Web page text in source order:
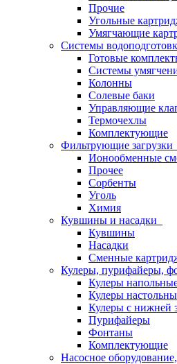
Прочие
Угольные
Умягчающие
Системы
Готовые
Системы
Колонны
Солевые баки
Управляющие
Термочехлы
Комплектующие
Фильтрующие загрузки
Ионообменные
Прочее
Сорбенты
Уголь
Химия
Кувшины и насадки
Кувшины
Насадки
Сменные
Кулеры, пурифайеры,
Кулеры
Кулеры
Кулеры с нижней
Пурифайеры
Фонтаны
Комплектующие
Насосное